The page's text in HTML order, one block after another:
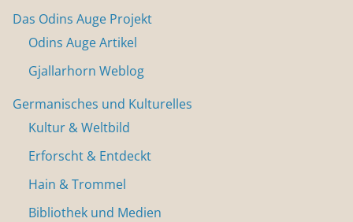
Das Odins Auge Projekt
Odins Auge Artikel
Gjallarhorn Weblog
Germanisches und Kulturelles
Kultur & Weltbild
Erforscht & Entdeckt
Hain & Trommel
Bibliothek und Medien